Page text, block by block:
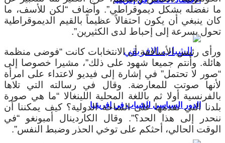
الدور السياسي للشباب في إفريقيا
ما نفضله بشكل ديموقراطي”. وأضاف “لكن للأسف، ما
كان ينبغي أن يكون احتفالاً عظيماً بالقيم الديموقراطية
تحول بسرعة إلى إحباط لدى الكثيرين”.
ورأى رئيس الأساقفة أن الانتخابات كانت “فوضى منظمة
هائلة. وأنتم جميعا شهود على ذلك”، مشيرا خصوصا إلى
“صور لا تحتمل” في إشارة إلى فيديو لاعتداء على امرأة
لأنها صوتت للمعارضة. وقال في رسالته التي تلاها
بالفرنسية أولا ثم باللغة المحلية اللينغالا “ما هي صورة
بلدنا التي نقدمها على الساحة الدولية؟ كيف يمكننا أن
ننحدر إلى هذا الحد؟”. وقال الكاردينال أمبونغو “في
الوقت الحالي، أحثكم على توخي الحذر وضبط النفس”.